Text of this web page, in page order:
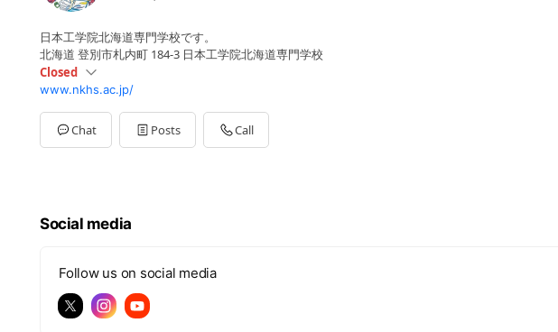
日本工学院北海道専門学校です。
北海道 登別市札内町 184-3 日本工学院北海道専門学校
Closed
SunClosed
Mon00:00 - 00:00
Tue00:00 - 00:00
Wed00:00 - 00:00
www.nkhs.ac.jp/
Chat Posts Call
Social media
Follow us on social media